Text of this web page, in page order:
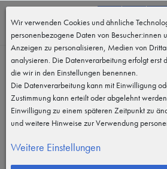
MENÜ
Wir verwenden Cookies und ähnliche
personenbezogene Daten von Besucher:innen
Anzeigen zu personalisieren, Medien von
analysieren. Die Datenverarbeitung erfolgt erst
die wir in den Einstellungen benennen.
Die Datenverarbeitung kann mit Einwilligung
Zustimmung kann erteilt oder abgelehnt
Einwilligung zu einem späteren Zeitpunkt zu
und weitere Hinweise zur Verwendung
Weitere Einstellungen